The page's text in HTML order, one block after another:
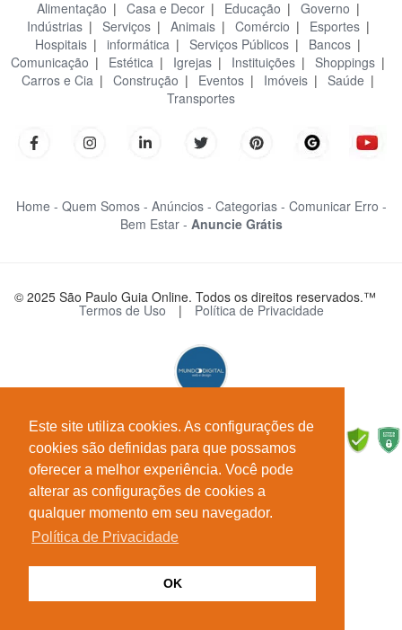
Este site utiliza cookies. As configurações de
cookies são definidas para que possamos
oferecer a melhor experiência. Você pode
alterar as configurações de cookies a
qualquer momento em seu navegador.
Política de Privacidade
OK
Alimentação | Casa e Decor| Educação | Governo |
Indústrias| Serviços| Animais| Comércio | Esportes|
Hospitais | informática | Serviços Públicos | Bancos |
Comunicação | Estética | Igrejas | Instituições | Shoppings |
Carros e Cia | Construção | Eventos | Imóveis | Saúde |
Transportes
Home - Quem Somos - Anúncios - Categorias - Comunicar Erro -
Bem Estar - Anuncie Grátis
© 2025 São Paulo Guia Online. Todos os direitos reservados.™
Termos de Uso | Política de Privacidade